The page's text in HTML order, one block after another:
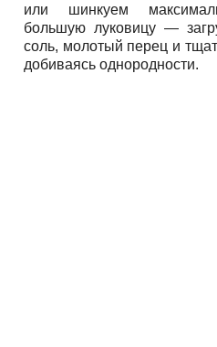
или шинкуем
большую луковицу —
соль, молотый перец и
добиваясь однородности.